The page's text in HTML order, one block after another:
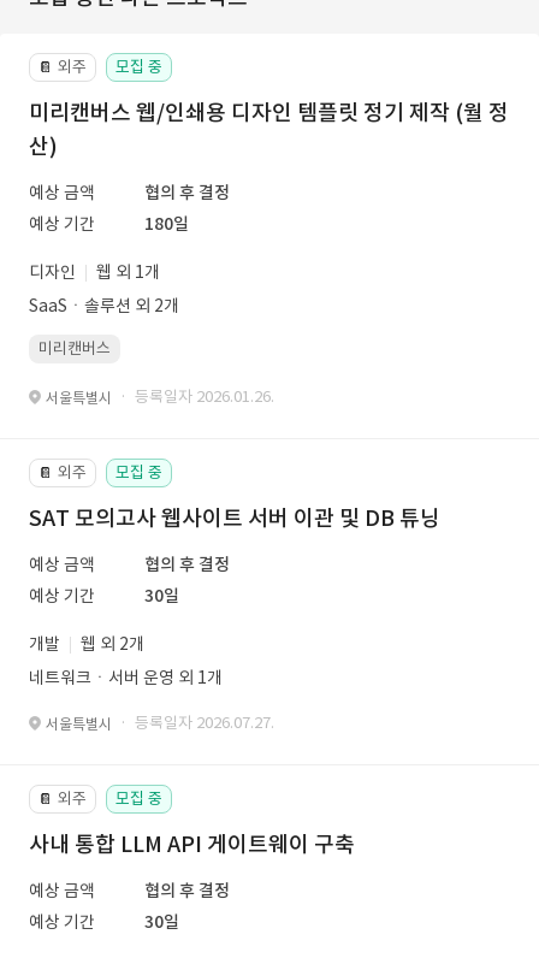
📔 외주 모집 중
미리캔버스 웹/인쇄용 디자인 템플릿 정기 제작 (월 정
산)
예상 금액
협의 후 결정
예상 기간
180일
디자인
웹 외 1개
SaaSㆍ솔루션 외 2개
미리캔버스
서울특별시 · 등록일자 2026.01.26.
📔 외주 모집 중
SAT 모의고사 웹사이트 서버 이관 및 DB 튜닝
예상 금액
협의 후 결정
예상 기간
30일
개발
웹 외 2개
네트워크ㆍ서버 운영 외 1개
서울특별시 · 등록일자 2026.07.27.
📔 외주 모집 중
사내 통합 LLM API 게이트웨이 구축
예상 금액
협의 후 결정
예상 기간
30일